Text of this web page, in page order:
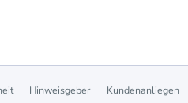
Hinweisgeber Kundenanliegen